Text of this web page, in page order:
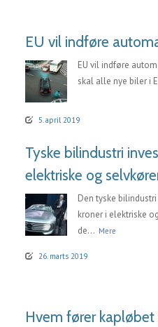
EU vil indføre
EU vil indføre
skal alle nye biler i
5. april 2019
Tyske bilindustri
elektriske og
Den tyske
kroner i elektriske
de... Mere
26. marts 2019
Hvem fører